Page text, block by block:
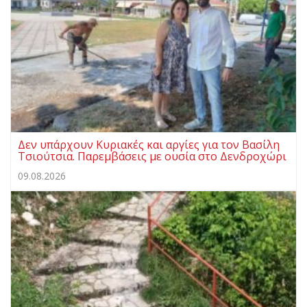
Δεν υπάρχουν Κυριακές και αργίες για τον Βασίλη
Τσιούτσια. Παρεμβάσεις με ουσία στο Δενδροχώρι
09.08.2026